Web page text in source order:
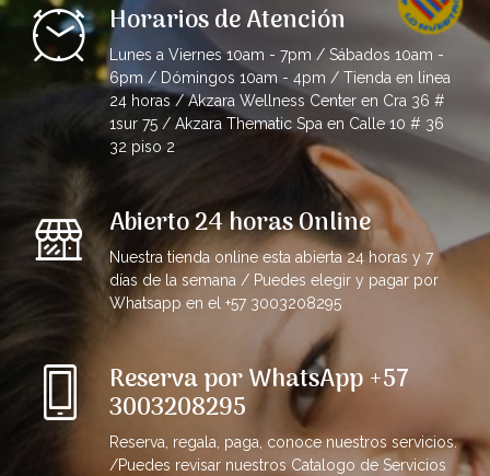
Horarios de Atención
Lunes a Viernes 10am - 7pm / Sábados 10am -
6pm / Dómingos 10am - 4pm / Tienda en linea
24 horas / Akzara Wellness Center en Cra 36 #
1sur 75 / Akzara Thematic Spa en Calle 10 # 36
32 piso 2
Abierto 24 horas Online
Nuestra tienda online esta abierta 24 horas y 7
días de la semana / Puedes elegir y pagar por
Whatsapp en el +57 3003208295
Reserva por WhatsApp +57
3003208295
Reserva, regala, paga, conoce nuestros servicios.
/Puedes revisar nuestros Catalogo de Servicios